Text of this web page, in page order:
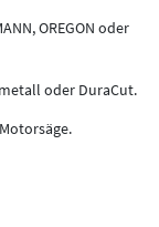
OREGON oder
oder DuraCut.